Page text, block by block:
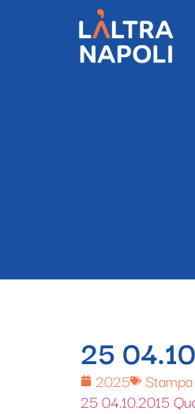
25
2025
Stampa
25 04.10.2015